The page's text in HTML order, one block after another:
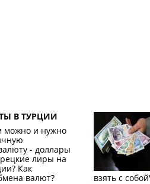
В ТУРЦИИ
можно и нужно
- доллары
лиры на
Как
валют?
взять с